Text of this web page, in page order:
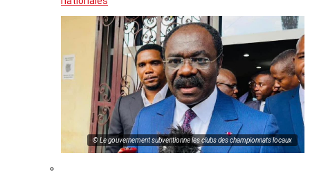
© Le gouvernement subventionne les clubs des championnats locaux